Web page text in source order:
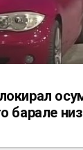
барале